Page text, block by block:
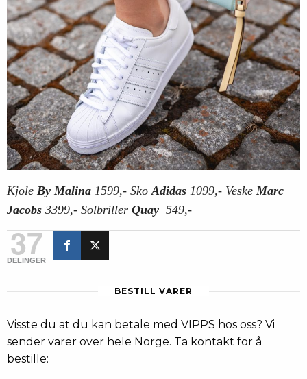
Kjole By Malina 1599,- Sko Adidas 1099,- Veske Marc
Jacobs 3399,- Solbriller Quay 549,-
37
DELINGER
BESTILL VARER
Visste du at du kan betale med VIPPS hos oss? Vi
sender varer over hele Norge. Ta kontakt for å
bestille: